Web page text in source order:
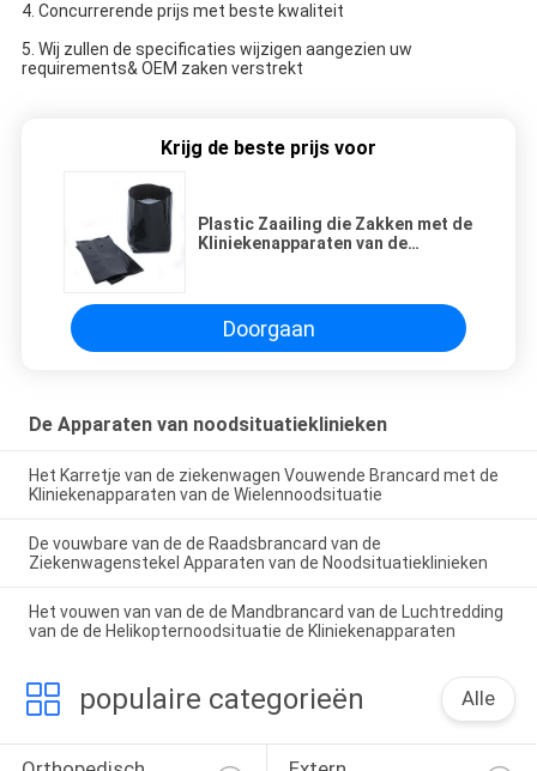
4. Concurrerende prijs met beste kwaliteit
5. Wij zullen de specificaties wijzigen aangezien uw
requirements& OEM zaken verstrekt
Krijg de beste prijs voor
Plastic Zaailing die Zakken met de
Kliniekenapparaten van de
Doorgaan
De Apparaten van noodsituatieklinieken
Het Karretje van de ziekenwagen Vouwende Brancard met de
Kliniekenapparaten van de Wielennoodsituatie
De vouwbare van de de Raadsbrancard van de
Ziekenwagenstekel Apparaten van de Noodsituatieklinieken
Het vouwen van van de de Mandbrancard van de Luchtredding
van de de Helikopternoodsituatie de Kliniekenapparaten
populaire categorieën Alle